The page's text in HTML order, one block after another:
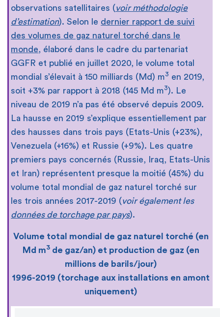
observations satellitaires (voir méthodologie
d’estimation). Selon le dernier rapport de suivi
des volumes de gaz naturel torché dans le
monde, élaboré dans le cadre du partenariat
GGFR et publié en juillet 2020, le volume total
mondial s’élevait à 150 milliards (Md) m3 en 2019,
soit +3% par rapport à 2018 (145 Md m3). Le
niveau de 2019 n’a pas été observé depuis 2009.
La hausse en 2019 s’explique essentiellement par
des hausses dans trois pays (Etats-Unis (+23%),
Venezuela (+16%) et Russie (+9%). Les quatre
premiers pays concernés (Russie, Iraq, Etats-Unis
et Iran) représentent presque la moitié (45%) du
volume total mondial de gaz naturel torché sur
les trois années 2017-2019 (voir également les
données de torchage par pays).
Volume total mondial de gaz naturel torché (en
Md m3de gaz/an) et production de gaz (en
millions de barils/jour)
1996-2019 (torchage aux installations en amont
uniquement)